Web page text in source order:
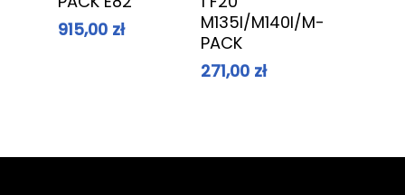
915,00 zł
M135I/M140I/M-
PACK
271,00 zł